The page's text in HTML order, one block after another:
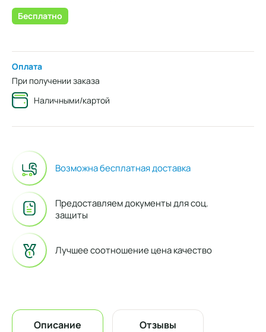
Бесплатно
Оплата
При получении заказа
Наличными/картой
Возможна бесплатная доставка
Предоставляем документы для соц.
защиты
Лучшее соотношение цена качество
Описание Отзывы